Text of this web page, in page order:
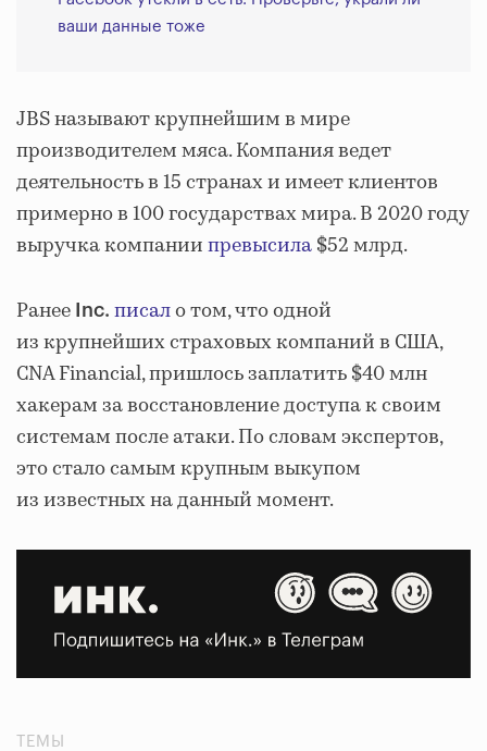
ваши данные тоже
JBS называют крупнейшим в мире
производителем мяса. Компания ведет
деятельность в 15 странах и имеет клиентов
примерно в 100 государствах мира. В 2020 году
выручка компаниипревысила$52 млрд.
Ранее Inc. писало том, что одной
из крупнейших страховых компаний в США,
CNA Financial, пришлось заплатить $40 млн
хакерам за восстановление доступа к своим
системам после атаки. По словам экспертов,
это стало самым крупным выкупом
из известных на данный момент.
ТЕМЫ